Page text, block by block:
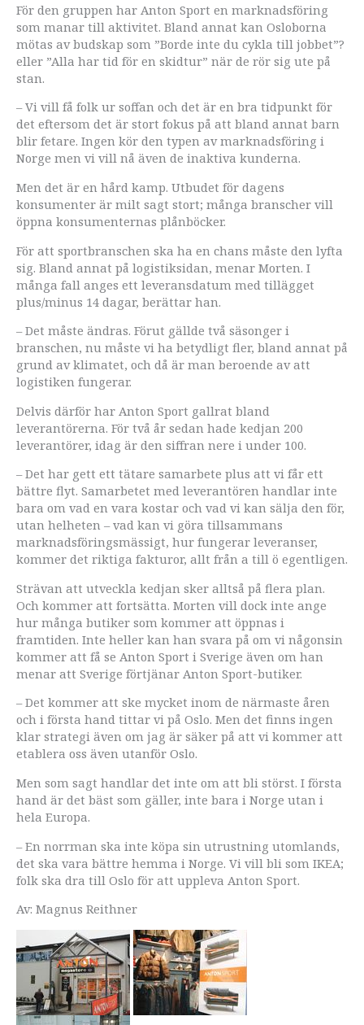
För den gruppen har Anton Sport en marknadsföring
som manar till aktivitet. Bland annat kan Osloborna
mötas av budskap som ”Borde inte du cykla till jobbet”?
eller ”Alla har tid för en skidtur” när de rör sig ute på
stan.
– Vi vill få folk ur soffan och det är en bra tidpunkt för
det eftersom det är stort fokus på att bland annat barn
blir fetare. Ingen kör den typen av marknadsföring i
Norge men vi vill nå även de inaktiva kunderna.
Men det är en hård kamp. Utbudet för dagens
konsumenter är milt sagt stort; många branscher vill
öppna konsumenternas plånböcker.
För att sportbranschen ska ha en chans måste den lyfta
sig. Bland annat på logistiksidan, menar Morten. I
många fall anges ett leveransdatum med tillägget
plus/minus 14 dagar, berättar han.
– Det måste ändras. Förut gällde två säsonger i
branschen, nu måste vi ha betydligt fler, bland annat på
grund av klimatet, och då är man beroende av att
logistiken fungerar.
Delvis därför har Anton Sport gallrat bland
leverantörerna. För två år sedan hade kedjan 200
leverantörer, idag är den siffran nere i under 100.
– Det har gett ett tätare samarbete plus att vi får ett
bättre flyt. Samarbetet med leverantören handlar inte
bara om vad en vara kostar och vad vi kan sälja den för,
utan helheten – vad kan vi göra tillsammans
marknadsföringsmässigt, hur fungerar leveranser,
kommer det riktiga fakturor, allt från a till ö egentligen.
Strävan att utveckla kedjan sker alltså på flera plan.
Och kommer att fortsätta. Morten vill dock inte ange
hur många butiker som kommer att öppnas i
framtiden. Inte heller kan han svara på om vi någonsin
kommer att få se Anton Sport i Sverige även om han
menar att Sverige förtjänar Anton Sport-butiker.
– Det kommer att ske mycket inom de närmaste åren
och i första hand tittar vi på Oslo. Men det finns ingen
klar strategi även om jag är säker på att vi kommer att
etablera oss även utanför Oslo.
Men som sagt handlar det inte om att bli störst. I första
hand är det bäst som gäller, inte bara i Norge utan i
hela Europa.
– En norrman ska inte köpa sin utrustning utomlands,
det ska vara bättre hemma i Norge. Vi vill bli som IKEA;
folk ska dra till Oslo för att uppleva Anton Sport.
Av: Magnus Reithner